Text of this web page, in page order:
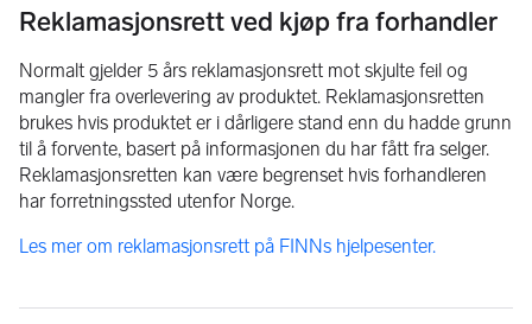
Reklamasjonsrett ved kjøp fra forhandler
Normalt gjelder 5 års reklamasjonsrett mot skjulte feil og
mangler fra overlevering av produktet. Reklamasjonsretten
brukes hvis produktet er i dårligere stand enn du hadde grunn
til å forvente, basert på informasjonen du har fått fra selger.
Reklamasjonsretten kan være begrenset hvis forhandleren
har forretningssted utenfor Norge.
Les mer om reklamasjonsrett på FINNs hjelpesenter.